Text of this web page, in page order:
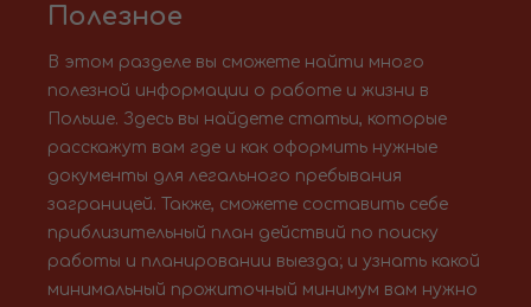
Полезное
В этом разделе вы сможете найти много
полезной информации о работе и жизни в
Польше. Здесь вы найдете статьи, которые
расскажут вам где и как оформить нужные
документы для легального пребывания
заграницей. Также, сможете составить себе
приблизительный план действий по поиску
работы и планировании выезда; и узнать какой
минимальный прожиточный минимум вам нужно